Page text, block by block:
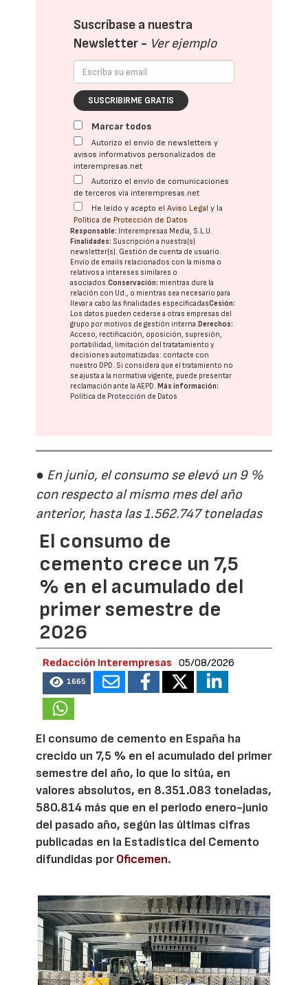
Suscríbase a nuestra
Newsletter - Ver ejemplo
SUSCRIBIRME GRATIS
Marcar todos
Autorizo el envío de newsletters y
avisos informativos personalizados de
interempresas.net
Autorizo el envío de comunicaciones
de terceros vía interempresas.net
He leído y acepto elAviso Legal y la
Política de Protección de Datos
Responsable: Interempresas Media, S.L.U.
Finalidades: Suscripción a nuestra(s)
newsletter(s). Gestión de cuenta de usuario.
Envío de emails relacionados con la misma o
relativos a intereses similares o
asociados.Conservación: mientras dure la
relación con Ud., o mientras sea necesario para
llevar a cabo las finalidades especificadasCesión:
Los datos pueden cederse a otras empresas del
grupo por motivos de gestión interna. Derechos:
Acceso, rectificación, oposición, supresión,
portabilidad, limitación del tratatamiento y
decisiones automatizadas: contacte con
nuestro DPD. Si considera que el tratamiento no
se ajusta a la normativa vigente, puede presentar
reclamación ante laAEPD. Más información:
Política de Protección de Datos
● En junio, el consumo se elevó un 9 %
con respecto al mismo mes del año
anterior, hasta las 1.562.747 toneladas
El consumo de
cemento crece un 7,5
% en el acumulado del
primer semestre de
2026
Redacción Interempresas 05/08/2026
1665
El consumo de cemento en España ha
crecido un 7,5 % en el acumulado del primer
semestre del año, lo que lo sitúa, en
valores absolutos, en 8.351.083 toneladas,
580.814 más que en el periodo enero-junio
del pasado año, según las últimas cifras
publicadas en la Estadística del Cemento
difundidas porOficemen.